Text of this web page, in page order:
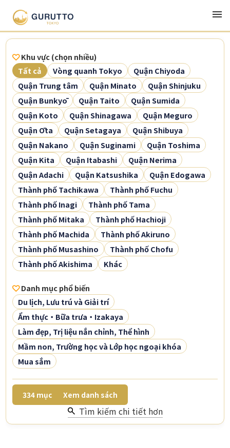
Khu vực (chọn nhiều)
Tất cả
Vòng quanh Tokyo
Quận Chiyoda
Quận Trung tâm
Quận Minato
Quận Shinjuku
Quận Bunkyō
Quận Taito
Quận Sumida
Quận Koto
Quận Shinagawa
Quận Meguro
Quận Ōta
Quận Setagaya
Quận Shibuya
Quận Nakano
Quận Suginami
Quận Toshima
Quận Kita
Quận Itabashi
Quận Nerima
Quận Adachi
Quận Katsushika
Quận Edogawa
Thành phố Tachikawa
Thành phố Fuchu
Thành phố Inagi
Thành phố Tama
Thành phố Mitaka
Thành phố Hachioji
Thành phố Machida
Thành phố Akiruno
Thành phố Musashino
Thành phố Chofu
Thành phố Akishima
Khác
Danh mục phổ biến
Du lịch, Lưu trú và Giải trí
Ẩm thực・Bữa trưa・Izakaya
Làm đẹp, Trị liệu nắn chỉnh, Thể hình
Mầm non, Trường học và Lớp học ngoại khóa
Mua sắm
334 mụcXem danh sách
Tìm kiếm chi tiết hơn